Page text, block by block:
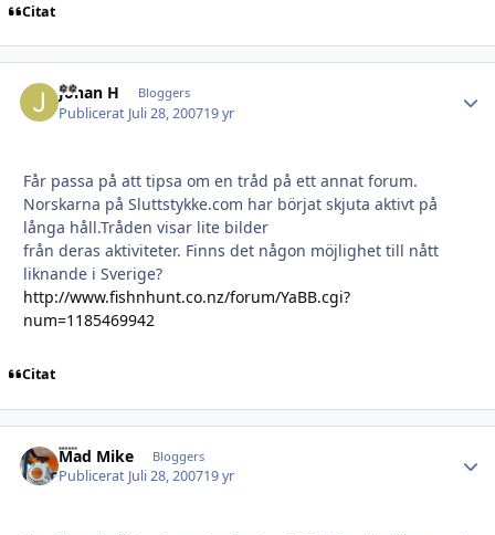
Citat
Johan H Bloggers
Publicerat Juli 28, 200719 yr
Får passa på att tipsa om en tråd på ett annat forum.
Norskarna på Sluttstykke.com har börjat skjuta aktivt på
långa håll.Tråden visar lite bilder
från deras aktiviteter. Finns det någon möjlighet till nått
liknande i Sverige?
http://www.fishnhunt.co.nz/forum/YaBB.cgi?
num=1185469942
Citat
Mad Mike Bloggers
Publicerat Juli 28, 200719 yr